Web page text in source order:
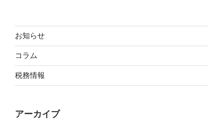
お知らせ
コラム
税務情報
アーカイブ